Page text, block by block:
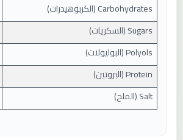
Carbohydrates ( الكربوهيدرات)
Sugars ( السكريات)
Polyols ( البوليولات)
Protein ( البروتين)
Salt ( الملح)